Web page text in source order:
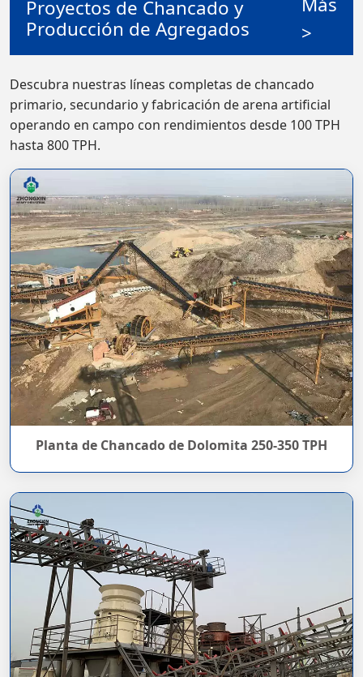
Proyectos de Chancado y
Producción de Agregados
>
Descubra nuestras líneas completas de chancado
primario, secundario y fabricación de arena artificial
operando en campo con rendimientos desde 100 TPH
hasta 800 TPH.
Planta de Chancado de Dolomita 250-350 TPH